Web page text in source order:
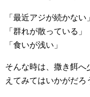
「最近アジが続かない」
「群れが散っている」
「食いが浅い」
そんな時は、撒き餌へ
えてみてはいかがだろ